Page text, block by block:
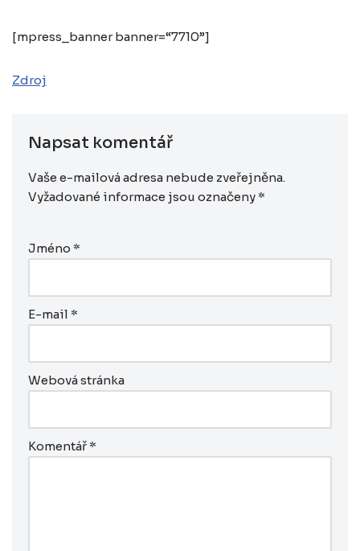
[mpress_banner banner=“7710”]
Zdroj
Napsat komentář
Vaše e-mailová adresa nebude zveřejněna.
Vyžadované informace jsou označeny *
Jméno *
E-mail *
Webová stránka
Komentář *